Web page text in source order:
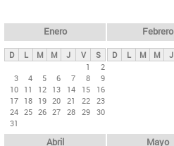
ds
p
n
c
Enero
D L M M J V
S
1
2
3
4 5 6 7 8
9
10 11 12 13 14 15
16
17 18 19 20 21 22 23
24 25 26 27 28 29 30
31
Febrero
D L M M J
Abril Mayo